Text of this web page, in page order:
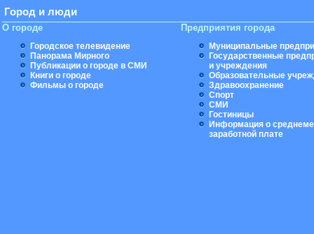
Город и люди
О городе
Городское телевидение
Панорама Мирного
Публикации о городе в СМИ
Книги о городе
Фильмы о городе
Предприятия города
Муниципальные
Государственные
и учреждения
Образовательные
Здравоохранение
Спорт
СМИ
Гостиницы
Информация о
заработной плате